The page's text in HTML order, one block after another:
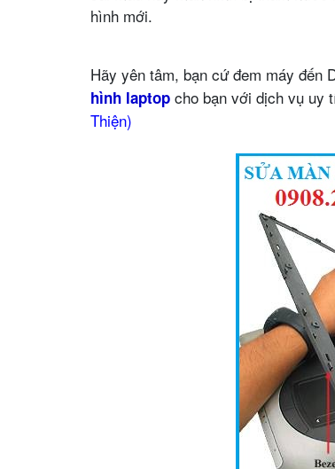
hình mới.
Hãy yên tâm, bạn cứ đem máy đến
hình laptop cho bạn với dịch vụ uy
Thiện)